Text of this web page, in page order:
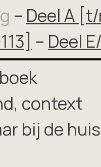
– Deel A
– Deel
context
bij de